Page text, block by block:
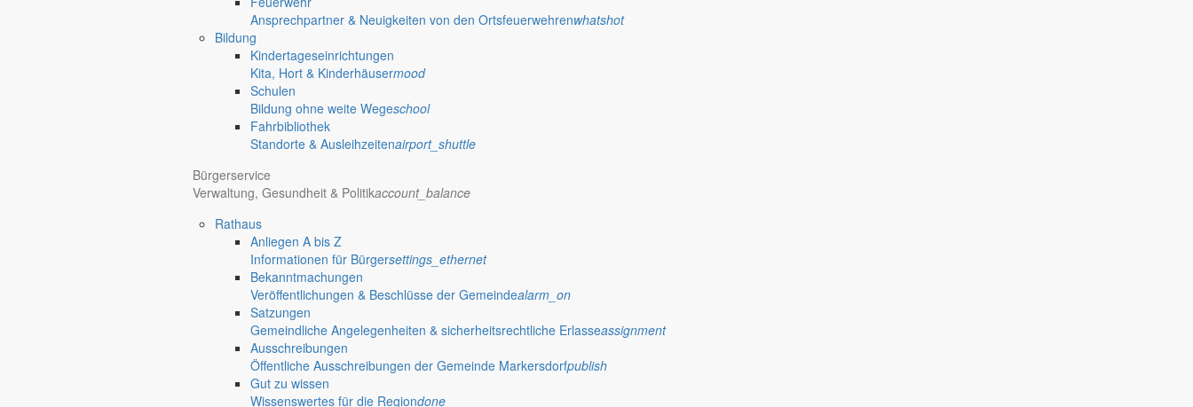
Ansprechpartner & Neuigkeiten von den Ortsfeuerwehrenwhatshot
Bildung
Kindertageseinrichtungen
Kita, Hort & Kinderhäusermood
Schulen
Bildung ohne weite Wegeschool
Fahrbibliothek
Standorte & Ausleihzeitenairport_shuttle
Bürgerservice
Verwaltung, Gesundheit & Politikaccount_balance
Rathaus
Anliegen A bis Z
Informationen für Bürgersettings_ethernet
Bekanntmachungen
Veröffentlichungen & Beschlüsse der Gemeindealarm_on
Satzungen
Gemeindliche Angelegenheiten & sicherheitsrechtliche Erlasseassignment
Ausschreibungen
Öffentliche Ausschreibungen der Gemeinde Markersdorfpublish
Gut zu wissen
Wissenswertes für die Regiondone
Vorstandssitzung Bürgerverein „Lebensfreude“
Deutsch-Paulsdorf
Jauernick-Buschbach
Vorstandssitzung Bürgerverein „Lebensfreude“